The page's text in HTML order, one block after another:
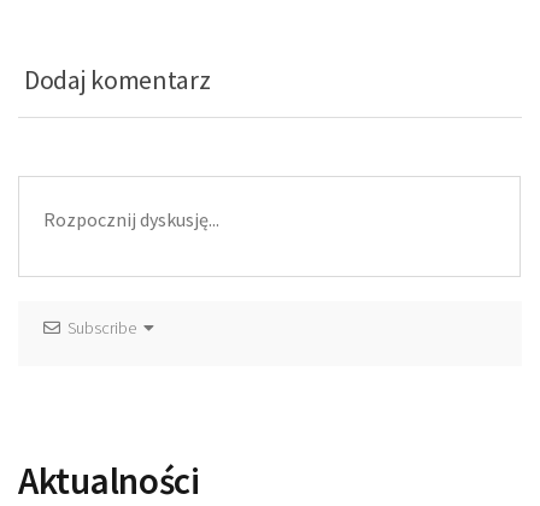
Dodaj komentarz
Subscribe
Aktualności